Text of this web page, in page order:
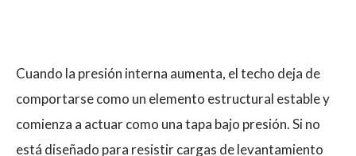
Cuando la presión interna aumenta, el techo deja de
comportarse como un elemento estructural estable y
comienza a actuar como una tapa bajo presión. Si no
está diseñado para resistir cargas de levantamiento